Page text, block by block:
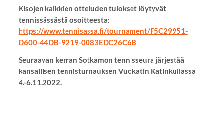
Kisojen kaikkien otteluden tulokset löytyvät
tennissässästä osoitteesta:
https://www.tennisassa.fi/tournament/F5C29951-
D600-44DB-9219-0083EDC26C6B
Seuraavan kerran Sotkamon tennisseura järjestää
kansallisen tennisturnauksen Vuokatin Katinkullassa
4.-6.11.2022.